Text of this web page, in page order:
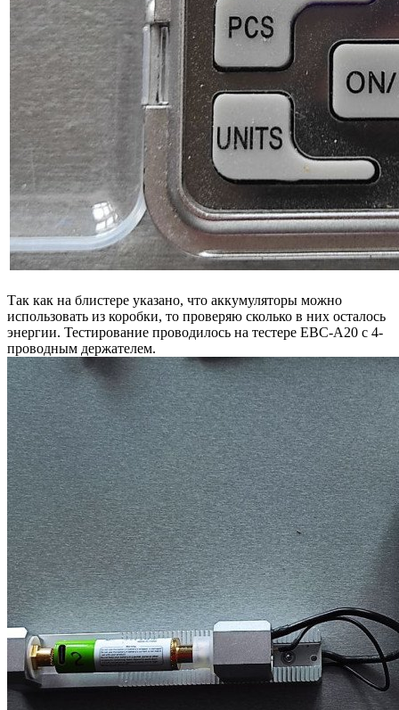
Так как на блистере указано, что аккумуляторы можно
использовать из коробки, то проверяю сколько в них осталось
энергии. Тестирование проводилось на тестере EBC-A20 с 4-
проводным держателем.